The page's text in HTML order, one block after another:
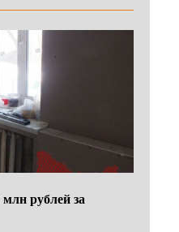
рублей за